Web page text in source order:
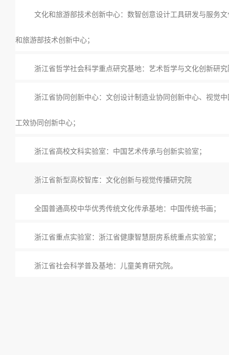
文化和旅游部技术创新中心：数智创意设计工具研发与服务
和旅游部技术创新中心；
浙江省哲学社会科学重点研究基地：艺术哲学与文化创新研
浙江省协同创新中心：文创设计制造业协同创新中心、视觉
工效协同创新中心；
浙江省高校文科实验室：中国艺术传承与创新实验室；
浙江省新型高校智库： 文化创新与视觉传播研究院
全国普通高校中华优秀传统文化传承基地：中国传统书画；
浙江省重点实验室：浙江省健康智慧厨房系统重点实验室；
浙江省社会科学普及基地：儿童美育研究院。